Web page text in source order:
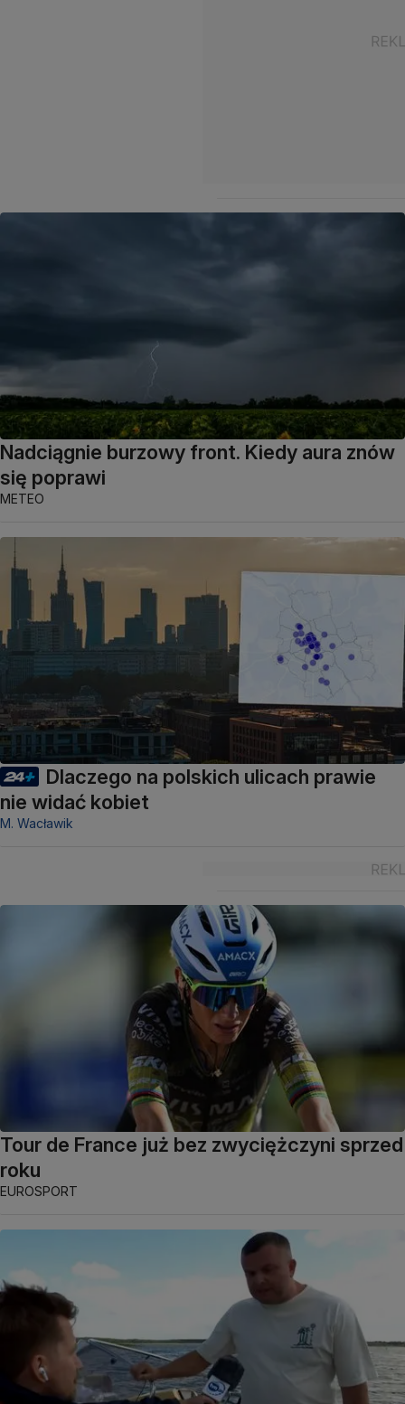
Nadciągnie burzowy front. Kiedy aura znów
się poprawi
METEO
Dlaczego na polskich ulicach prawie
nie widać kobiet
M. Wacławik
Tour de France już bez zwyciężczyni sprzed
roku
EUROSPORT